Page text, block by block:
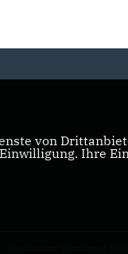
von
Ihre